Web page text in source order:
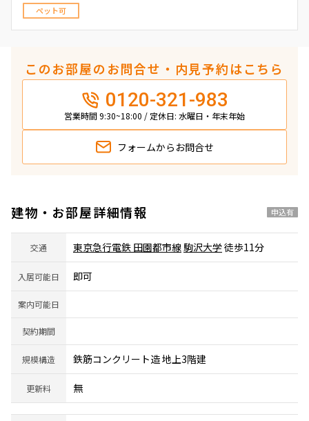
ペット可
このお部屋のお問合せ・内見予約はこちら
0120-321-983
営業時間 9:30~18:00 / 定休日: 水曜日・年末年始
フォームから お問合せ
建物・お部屋詳細情報 申込有
交通 東京急行電鉄 田園都市線駒沢大学 徒歩11分
入居可能日 即可
案内可能日
契約期間
規模構造 鉄筋コンクリート造 地上3階建
更新料 無